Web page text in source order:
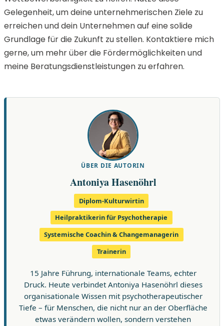
Gelegenheit, um deine unternehmerischen Ziele zu
erreichen und dein Unternehmen auf eine solide
Grundlage für die Zukunft zu stellen. Kontaktiere mich
gerne, um mehr über die Fördermöglichkeiten und
meine Beratungsdienstleistungen zu erfahren.
ÜBER DIE AUTORIN
Antoniya Hasenöhrl
Diplom-Kulturwirtin
Heilpraktikerin für Psychotherapie
Systemische Coachin & Changemanagerin
Trainerin
15 Jahre Führung, internationale Teams, echter
Druck. Heute verbindet Antoniya Hasenöhrl dieses
organisationale Wissen mit psychotherapeutischer
Tiefe – für Menschen, die nicht nur an der Oberfläche
etwas verändern wollen, sondern verstehen